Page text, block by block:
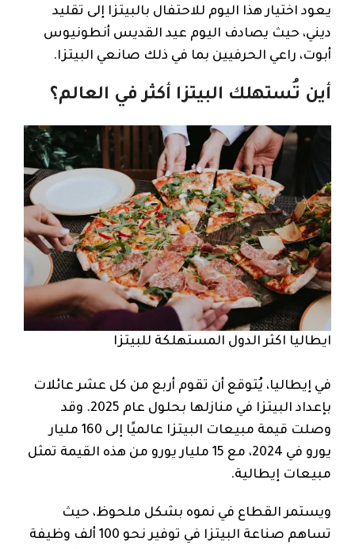
يعود اختيار هذا اليوم للاحتفال بالبيتزا إلى تقليد
ديني، حيث يصادف اليوم عيد القديس أنطونيوس
أبوت، راعي الحرفيين بما في ذلك صانعي البيتزا.
أين تُستهلك البيتزا أكثر في العالم؟
ايطاليا اكثر الدول المستهلكة للبيتزا
في إيطاليا، يُتوقع أن تقوم أربع من كل عشر عائلات
بإعداد البيتزا في منازلها بحلول عام 2025. وقد
وصلت قيمة مبيعات البيتزا عالميًا إلى 160 مليار
يورو في 2024، مع 15 مليار يورو من هذه القيمة تمثل
مبيعات إيطالية.
ويستمر القطاع في نموه بشكل ملحوظ، حيث
تساهم صناعة البيتزا في توفير نحو 100 ألف وظيفة